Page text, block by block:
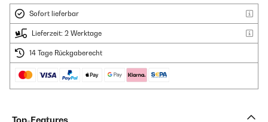
Sofort lieferbar
Lieferzeit: 2 Werktage
14 Tage Rückgaberecht
Top-Features